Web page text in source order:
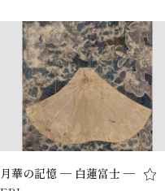
月華の記憶 ― 白蓮富士 ―